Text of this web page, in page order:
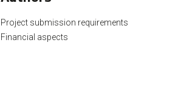
Project submission requirements
Financial aspects